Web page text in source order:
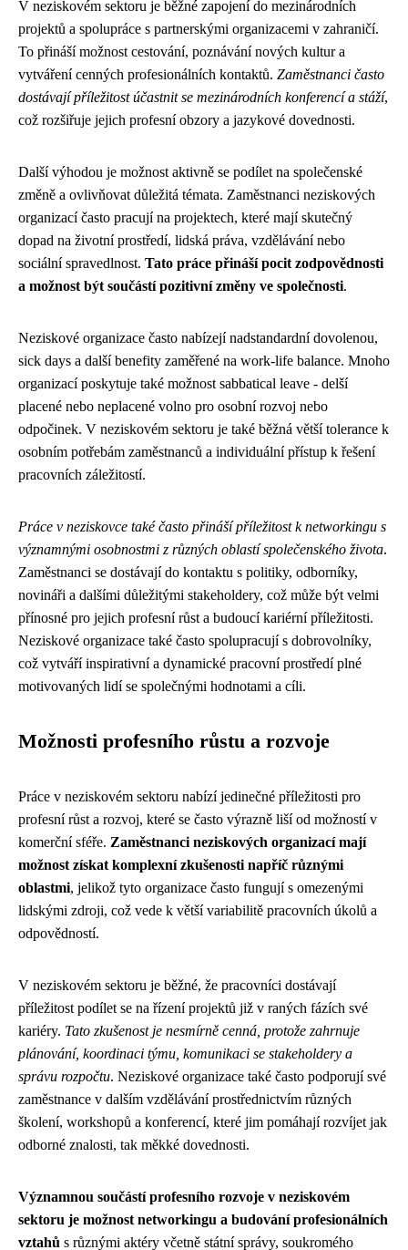
V neziskovém sektoru je běžné zapojení do mezinárodních
projektů a spolupráce s partnerskými organizacemi v zahraničí.
To přináší možnost cestování, poznávání nových kultur a
vytváření cenných profesionálních kontaktů. Zaměstnanci často
dostávají příležitost účastnit se mezinárodních konferencí a stáží,
což rozšiřuje jejich profesní obzory a jazykové dovednosti.
Další výhodou je možnost aktivně se podílet na společenské
změně a ovlivňovat důležitá témata. Zaměstnanci neziskových
organizací často pracují na projektech, které mají skutečný
dopad na životní prostředí, lidská práva, vzdělávání nebo
sociální spravedlnost. Tato práce přináší pocit zodpovědnosti
a možnost být součástí pozitivní změny ve společnosti.
Neziskové organizace často nabízejí nadstandardní dovolenou,
sick days a další benefity zaměřené na work-life balance. Mnoho
organizací poskytuje také možnost sabbatical leave - delší
placené nebo neplacené volno pro osobní rozvoj nebo
odpočinek. V neziskovém sektoru je také běžná větší tolerance k
osobním potřebám zaměstnanců a individuální přístup k řešení
pracovních záležitostí.
Práce v neziskovce také často přináší příležitost k networkingu s
významnými osobnostmi z různých oblastí společenského života.
Zaměstnanci se dostávají do kontaktu s politiky, odborníky,
novináři a dalšími důležitými stakeholdery, což může být velmi
přínosné pro jejich profesní růst a budoucí kariérní příležitosti.
Neziskové organizace také často spolupracují s dobrovolníky,
což vytváří inspirativní a dynamické pracovní prostředí plné
motivovaných lidí se společnými hodnotami a cíli.
Možnosti profesního růstu a rozvoje
Práce v neziskovém sektoru nabízí jedinečné příležitosti pro
profesní růst a rozvoj, které se často výrazně liší od možností v
komerční sféře. Zaměstnanci neziskových organizací mají
možnost získat komplexní zkušenosti napříč různými
oblastmi, jelikož tyto organizace často fungují s omezenými
lidskými zdroji, což vede k větší variabilitě pracovních úkolů a
odpovědností.
V neziskovém sektoru je běžné, že pracovníci dostávají
příležitost podílet se na řízení projektů již v raných fázích své
kariéry. Tato zkušenost je nesmírně cenná, protože zahrnuje
plánování, koordinaci týmu, komunikaci se stakeholdery a
správu rozpočtu. Neziskové organizace také často podporují své
zaměstnance v dalším vzdělávání prostřednictvím různých
školení, workshopů a konferencí, které jim pomáhají rozvíjet jak
odborné znalosti, tak měkké dovednosti.
Významnou součástí profesního rozvoje v neziskovém
sektoru je možnost networkingu a budování profesionálních
vztahů s různými aktéry včetně státní správy, soukromého